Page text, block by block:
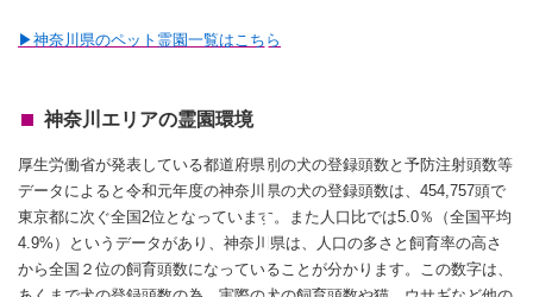
▶神奈川県のペット霊園一覧はこちら
神奈川エリアの霊園環境
厚生労働省が発表している都道府県別の犬の登録頭数と予防注射頭数等
データによると令和元年度の神奈川県の犬の登録頭数は、454,757頭で
東京都に次ぐ全国2位となっています。また人口比では5.0％（全国平均
4.9%）というデータがあり、神奈川県は、人口の多さと飼育率の高さ
から全国２位の飼育頭数になっていることが分かります。この数字は、